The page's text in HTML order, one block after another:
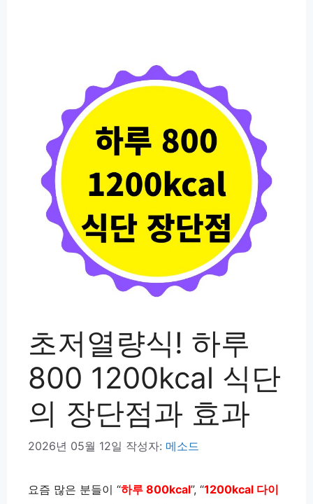
초저열량식! 하루
800 1200kcal 식단
의 장단점과 효과
2026년 05월 12일 작성자: 메소드
요즘 많은 분들이 “하루 800kcal”, “1200kcal 다이